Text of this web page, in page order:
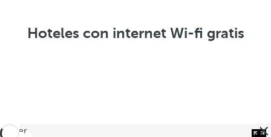
Hoteles con internet Wi-fi gratis
volver